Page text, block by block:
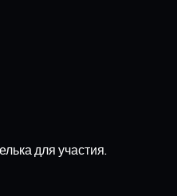
для участия.